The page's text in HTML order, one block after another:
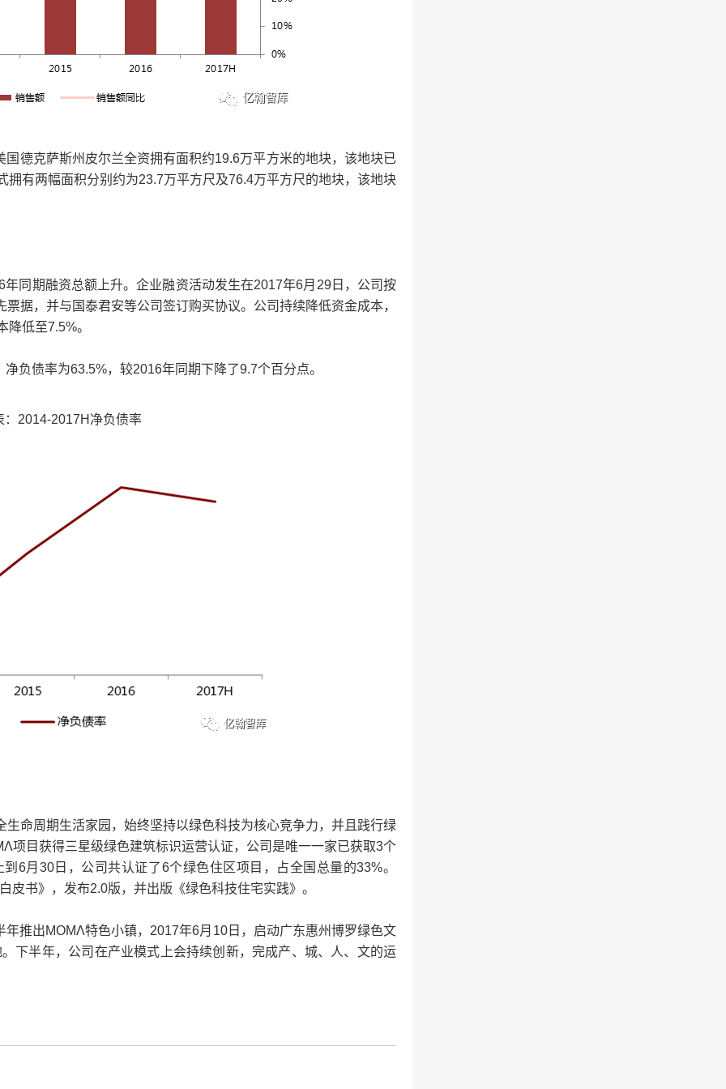
克萨斯州皮尔兰全资拥有面积约19.6万平方米的地块，该地块已
有两幅面积分别约为23.7万平方尺及76.4万平方尺的地块，该地块
期融资总额上升。企业融资活动发生在2017年6月29日，公司按
据，并与国泰君安等公司签订购买协议。公司持续降低资金成本，
低至7.5%。
债率为63.5%，较2016年同期下降了9.7个百分点。
：2014-2017H净负债率
周期生活家园，始终坚持以绿色科技为核心竞争力，并且践行绿
项目获得三星级绿色建筑标识运营认证，公司是唯一一家已获取3个
6月30日，公司共认证了6个绿色住区项目，占全国总量的33%。
书》，发布2.0版，并出版《绿色科技住宅实践》。
推出ΜΟΜΛ特色小镇，2017年6月10日，启动广东惠州博罗绿色文
下半年，公司在产业模式上会持续创新，完成产、城、人、文的运